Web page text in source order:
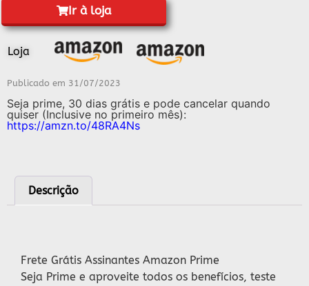
Ir à loja
Loja
Publicado em 31/07/2023
Seja prime, 30 dias grátis e pode cancelar quando
quiser (Inclusive no primeiro mês):
https://amzn.to/48RA4Ns
Descrição
Frete Grátis Assinantes Amazon Prime
Seja Prime e aproveite todos os benefícios, teste